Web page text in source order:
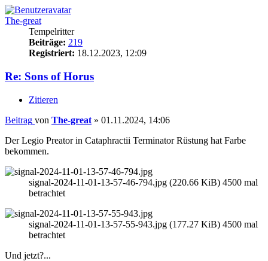
The-great
Tempelritter
Beiträge: 219
Registriert: 18.12.2023, 12:09
Re: Sons of Horus
Zitieren
Beitrag von The-great » 01.11.2024, 14:06
Der Legio Preator in Cataphractii Terminator Rüstung hat Farbe
bekommen.
signal-2024-11-01-13-57-46-794.jpg (220.66 KiB) 4500 mal
betrachtet
signal-2024-11-01-13-57-55-943.jpg (177.27 KiB) 4500 mal
betrachtet
Und jetzt?...